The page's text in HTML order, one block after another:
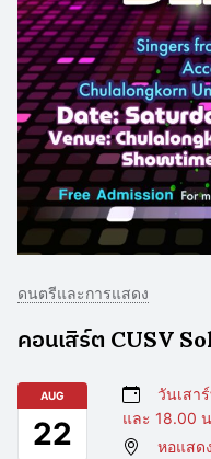
ดนตรีและการแสดง
คอนเสิร์ต CUSV
AUG
22
วันเสา
และ 18.00
หอแสด